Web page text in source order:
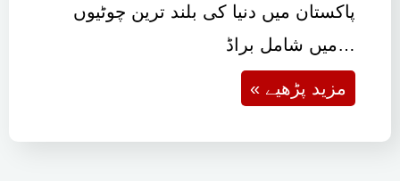
پاکستان میں دنیا کی بلند ترین چوٹیوں
میں شامل براڈ…
« مزید پڑھیے